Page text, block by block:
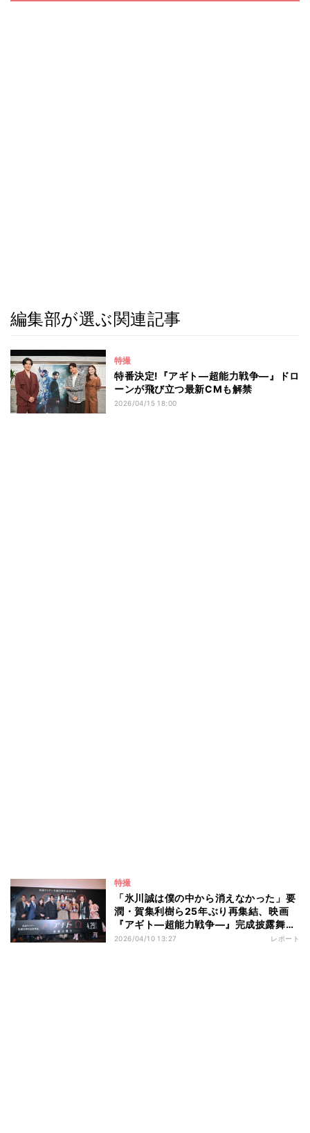
編集部が選ぶ関連記事
特撮
特番決定!『アギト―超能力戦争―』ドロ
ーンが飛び立つ最新CMも解禁
2026/04/15 18:00
特撮
「氷川誠は僕の中から消えなかった」要
潤・賀集利樹ら25年ぶり再集結、映画
『アギト―超能力戦争―』完成披露舞台
挨拶
2026/04/10 13:27 レポート